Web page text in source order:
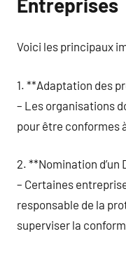
Voici les principaux
1. **Adaptation des
– Les organisations
pour être conformes
2. **Nomination
– Certaines
responsable de la
superviser la